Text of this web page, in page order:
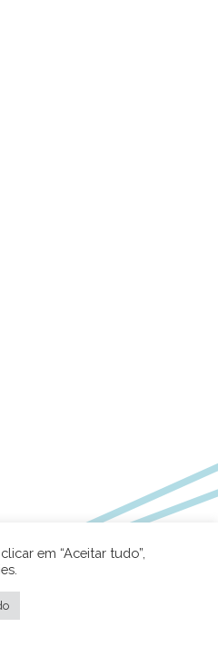
em “Aceitar tudo”,